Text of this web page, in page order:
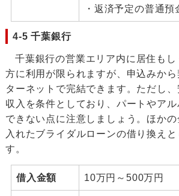
・返済予定の普通預
4-5 千葉銀行
千葉銀行の営業エリア内に居住もし
方に利用が限られますが、申込みか
ターネットで完結できます。ただし
収入を条件としており、パートやアル
できない点に注意しましょう。ほかの
入れたブライダルローンの借り換え
す。
借入金額 10万円～500万円